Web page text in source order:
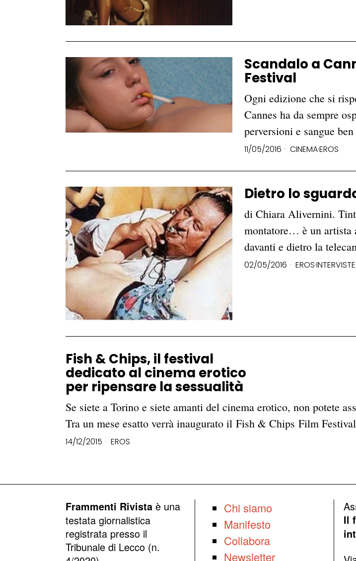
Scandalo a
Festival
Ogni edizione che si
Cannes ha da sempre
perversioni e sangue
11/05/2016 CINEMA·EROS
Dietro lo
di Chiara Alivernini.
montatore… è un artista
davanti e dietro la
02/05/2016 EROS·INTERVISTE
Fish & Chips, il festival
dedicato al cinema erotico
per ripensare la sessualità
Se siete a Torino e siete amanti del cinema erotico, non potete
Tra un mese esatto verrà inaugurato il Fish & Chips Film
14/12/2015 EROS
Frammenti Rivista è una
testata giornalistica
registrata presso il
Tribunale di Lecco (n.
Chi siamo
Manifesto
Collabora
Newsletter
Il